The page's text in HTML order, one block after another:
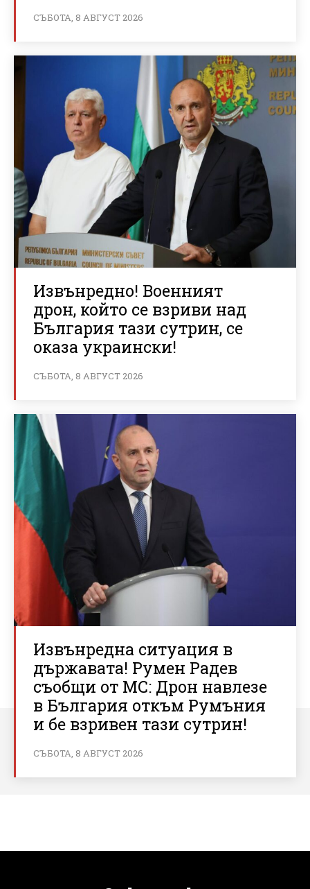
СЪБОТА, 8 АВГУСТ 2026
Извънредно! Военният
дрон, който се взриви над
България тази сутрин, се
оказа украински!
СЪБОТА, 8 АВГУСТ 2026
Извънредна ситуация в
държавата! Румен Радев
съобщи от МС: Дрон навлезе
в България откъм Румъния
и бе взривен тази сутрин!
СЪБОТА, 8 АВГУСТ 2026